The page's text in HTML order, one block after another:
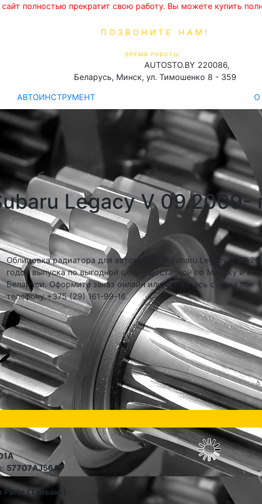
полностью прекратит свою работу. Вы можете купить
ПОЗВОНИТЕ НАМ!
ВРЕМЯ РАБОТЫ:
AUTOSTO.BY 220086,
Беларусь, Минск, ул. Тимошенко 8 - 359
АВТОИНСТРУМЕНТ
О
Legacy V 09.2009-
Облицовка радиатора для автомобилей Subaru Legacy V
годов выпуска по выгодной цене с доставкой по Минску и всей
Беларуси. Оформите заказ онлайн или свяжитесь с нами по
телефону +375 (29) 161-99-16.
57707AJ56A
Parts (Тайвань)